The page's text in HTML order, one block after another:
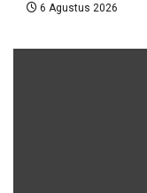
6 Agustus 2026